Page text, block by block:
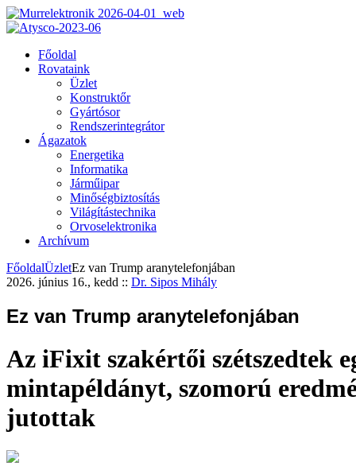
Főoldal
Rovataink
Üzlet
Konstruktőr
Gyártósor
Rendszerintegrátor
Ágazatok
Energetika
Informatika
Járműipar
Minőségbiztosítás
Világítástechnika
Orvoselektronika
Archívum
FőoldalÜzletEz van Trump aranytelefonjában
2026. június 16., kedd :: Dr. Sipos Mihály
Ez van Trump aranytelefonjában
Az iFixit szakértői szétszedtek
mintapéldányt, szomorú
jutottak